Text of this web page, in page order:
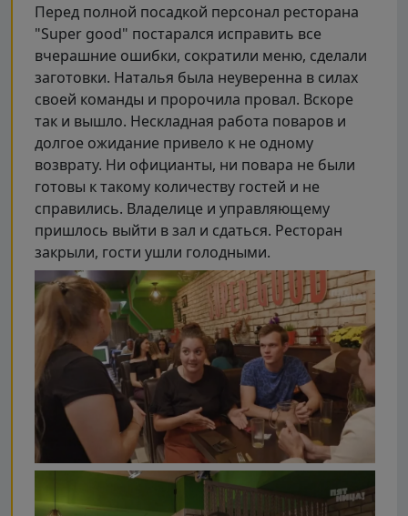
Перед полной посадкой персонал ресторана
"Super good" постарался исправить все
вчерашние ошибки, сократили меню, сделали
заготовки. Наталья была неуверенна в силах
своей команды и пророчила провал. Вскоре
так и вышло. Нескладная работа поваров и
долгое ожидание привело к не одному
возврату. Ни официанты, ни повара не были
готовы к такому количеству гостей и не
справились. Владелице и управляющему
пришлось выйти в зал и сдаться. Ресторан
закрыли, гости ушли голодными.